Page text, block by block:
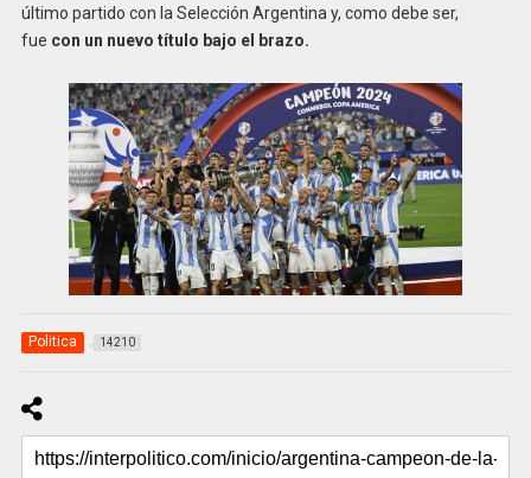
último partido con la Selección Argentina y, como debe ser,
fue con un nuevo título bajo el brazo.
Politica 14210